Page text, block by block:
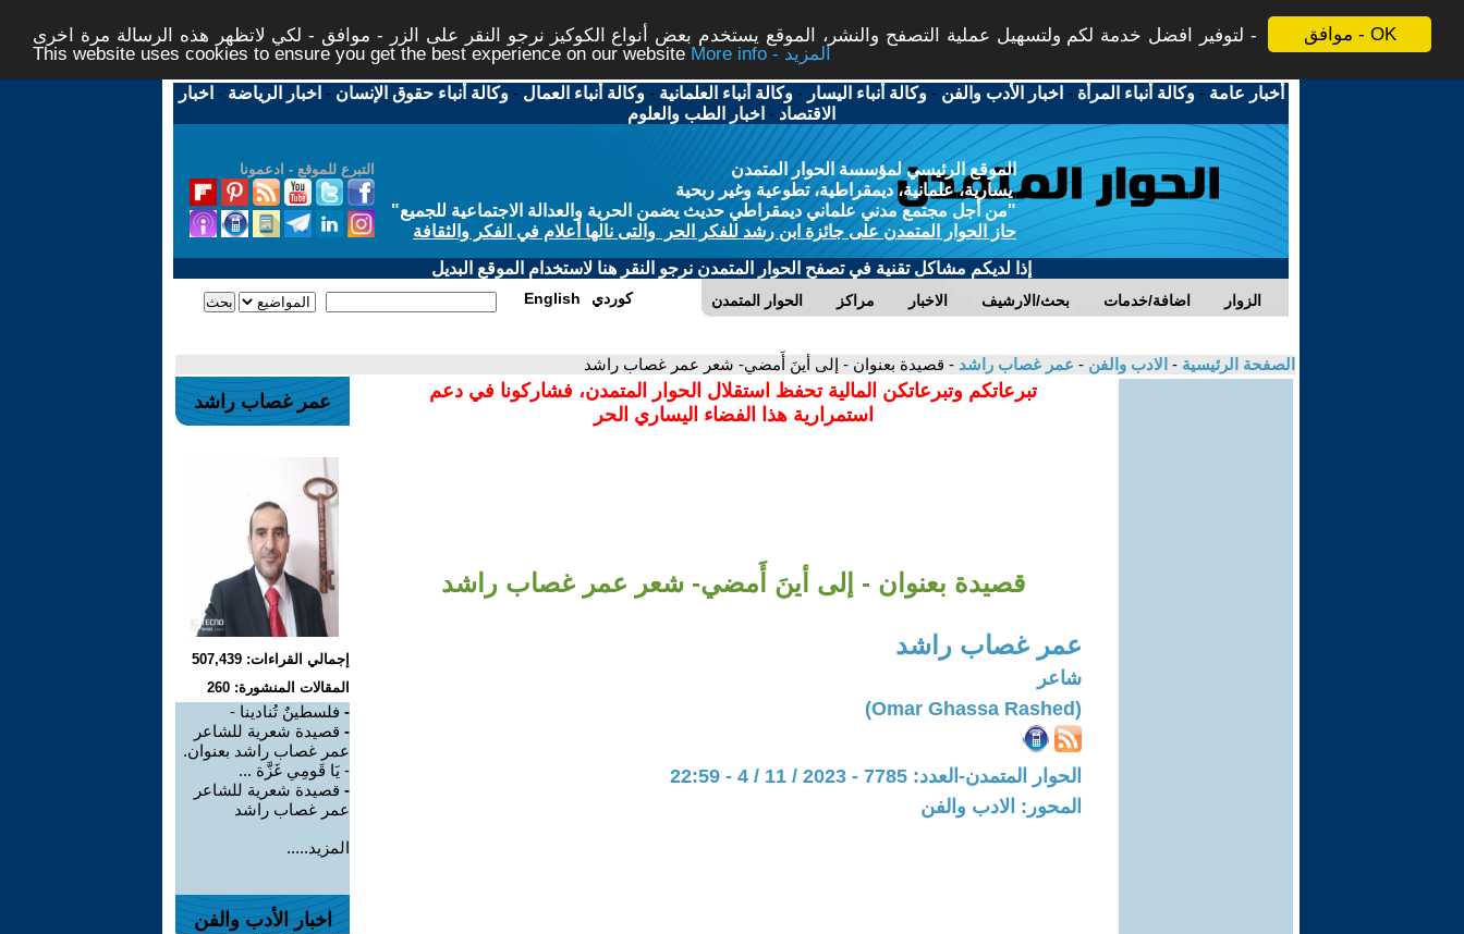
موافق - OK
لتوفير افضل خدمة لكم ولتسهيل عملية التصفح والنشر، الموقع يستخدم بعض أنواع الكوكيز نرجو النقر على الزر - موافق - لكي لاتظهر هذه الرسالة مرة اخرى -
This website uses cookies to ensure you get the best experience on our website
More info - المزيد
أخبار عامة -وكالة أنباء المرأة - اخبار الأدب والفن -وكالة أنباء اليسار -وكالة أنباء العلمانية -وكالة أنباء العمال -وكالة أنباء حقوق الإنسان - اخبار الرياضة - اخبار
الاقتصاد - اخبار الطب والعلوم
التبرع للموقع - ادعمونا
الموقع الرئيسي لمؤسسة الحوار المتمدن
يسارية، علمانية، ديمقراطية، تطوعية وغير ربحية
"من أجل مجتمع مدني علماني ديمقراطي حديث يضمن الحرية والعدالة الاجتماعية للجميع"
حاز الحوار المتمدن على جائزة ابن رشد للفكر الحر والتى نالها أعلام في الفكر والثقافة
إذا لديكم مشاكل تقنية في تصفح الحوار المتمدن نرجو النقر هنا لاستخدام الموقع البديل
الحوار المتمدن مراكز الاخبار بحث/الارشيف اضافة/خدمات الزوار English كوردي
الصفحة الرئيسية - الادب والفن - عمر غصاب راشد - قصيدة بعنوان - إلى أينَ أَمضي- شعر عمر غصاب راشد
تبرعاتكم وتبرعاتكن المالية تحفظ استقلال الحوار المتمدن، فشاركونا في دعم
استمرارية هذا الفضاء اليساري الحر
قصيدة بعنوان - إلى أينَ أَمضي- شعر عمر غصاب راشد
عمر غصاب راشد
شاعر
(Omar Ghassa Rashed)
الحوار المتمدن-العدد: 7785 - 2023 / 11 / 4 - 22:59
المحور: الادب والفن
عمر غصاب راشد
إجمالي القراءات: 507,439
المقالات المنشورة: 260
- فلسطينٌ تُنادينا -
- قصيدة شعرية للشاعر
عمر غصاب راشد بعنوان.
- يَا قَومِي غَزَّة ...
- قصيدة شعرية للشاعر
عمر غصاب راشد
المزيد.....
اخبار الأدب والفن